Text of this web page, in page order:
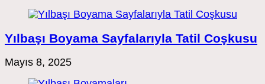
Yılbaşı Boyama Sayfalarıyla Tatil Coşkusu
Mayıs 8, 2025